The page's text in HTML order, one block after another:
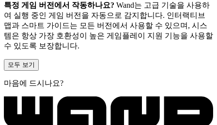
특정 게임 버전에서 작동하나요? Wand는 고급 기술을 사용하
여 실행 중인 게임 버전을 자동으로 감지합니다. 인터랙티브
맵과 스마트 가이드는 모든 버전에서 사용할 수 있으며, 시스
템은 항상 가장 호환성이 높은 게임플레이 지원 기능을 사용할
수 있도록 보장합니다.
모두 보기
마음에 드시나요?